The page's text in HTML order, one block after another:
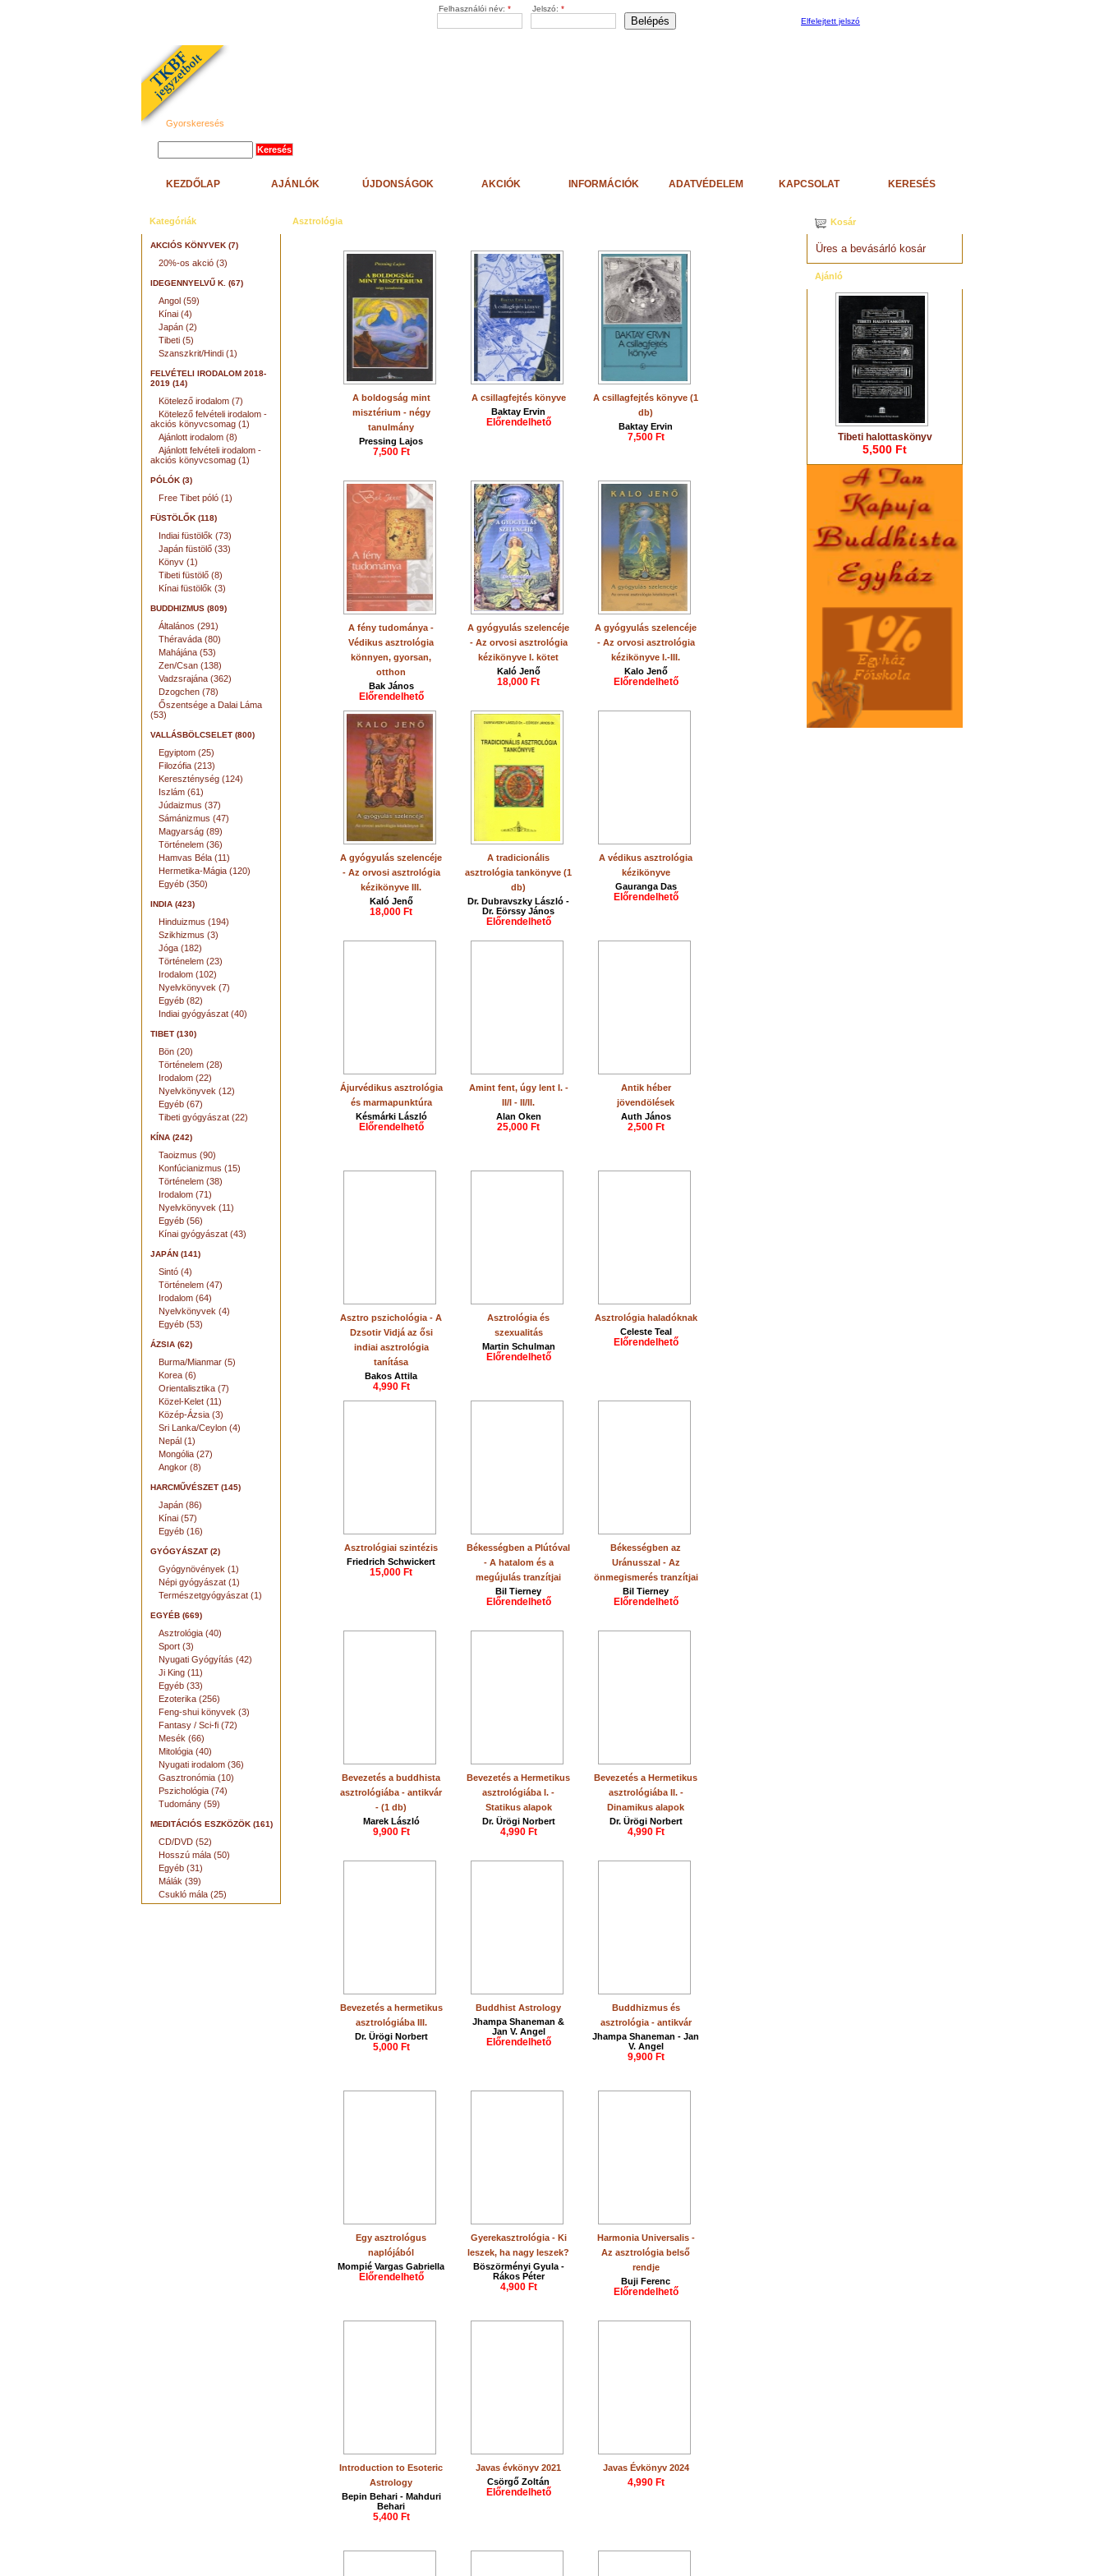
Felhasználói név: * Jelszó: *
Elfelejtett jelszó
Gyorskeresés
KEZDŐLAP AJÁNLÓK ÚJDONSÁGOK AKCIÓK INFORMÁCIÓK ADATVÉDELEM KAPCSOLAT KERESÉS
Kategóriák
AKCIÓS KÖNYVEK (7)
20%-os akció (3)
IDEGENNYELVŰ K. (67)
Angol (59)
Kínai (4)
Japán (2)
Tibeti (5)
Szanszkrit/Hindi (1)
FELVÉTELI IRODALOM 2018-
2019 (14)
Kötelező irodalom (7)
Kötelező felvételi irodalom -
akciós könyvcsomag (1)
Ajánlott irodalom (8)
Ajánlott felvételi irodalom -
akciós könyvcsomag (1)
PÓLÓK (3)
Free Tibet póló (1)
FÜSTÖLŐK (118)
Indiai füstölők (73)
Japán füstölő (33)
Könyv (1)
Tibeti füstölő (8)
Kínai füstölők (3)
BUDDHIZMUS (809)
Általános (291)
Théraváda (80)
Mahájána (53)
Zen/Csan (138)
Vadzsrajána (362)
Dzogchen (78)
Őszentsége a Dalai Láma
(53)
VALLÁSBÖLCSELET (800)
Egyiptom (25)
Filozófia (213)
Kereszténység (124)
Iszlám (61)
Júdaizmus (37)
Sámánizmus (47)
Magyarság (89)
Történelem (36)
Hamvas Béla (11)
Hermetika-Mágia (120)
Egyéb (350)
INDIA (423)
Hinduizmus (194)
Szikhizmus (3)
Jóga (182)
Történelem (23)
Irodalom (102)
Nyelvkönyvek (7)
Egyéb (82)
Indiai gyógyászat (40)
TIBET (130)
Bön (20)
Történelem (28)
Irodalom (22)
Nyelvkönyvek (12)
Egyéb (67)
Tibeti gyógyászat (22)
KÍNA (242)
Taoizmus (90)
Konfúcianizmus (15)
Történelem (38)
Irodalom (71)
Nyelvkönyvek (11)
Egyéb (56)
Kínai gyógyászat (43)
JAPÁN (141)
Sintó (4)
Történelem (47)
Irodalom (64)
Nyelvkönyvek (4)
Egyéb (53)
ÁZSIA (62)
Burma/Mianmar (5)
Korea (6)
Orientalisztika (7)
Közel-Kelet (11)
Közép-Ázsia (3)
Sri Lanka/Ceylon (4)
Nepál (1)
Mongólia (27)
Angkor (8)
HARCMŰVÉSZET (145)
Japán (86)
Kínai (57)
Egyéb (16)
GYÓGYÁSZAT (2)
Gyógynövények (1)
Népi gyógyászat (1)
Természetgyógyászat (1)
EGYÉB (669)
Asztrológia (40)
Sport (3)
Nyugati Gyógyítás (42)
Ji King (11)
Egyéb (33)
Ezoterika (256)
Feng-shui könyvek (3)
Fantasy / Sci-fi (72)
Mesék (66)
Mitológia (40)
Nyugati irodalom (36)
Gasztronómia (10)
Pszichológia (74)
Tudomány (59)
MEDITÁCIÓS ESZKÖZÖK (161)
CD/DVD (52)
Hosszú mála (50)
Egyéb (31)
Málák (39)
Csukló mála (25)
Kosár
Üres a bevásárló kosár
Ajánló
Tibeti halottaskönyv
5,500 Ft
Asztrológia
A boldogság mint
misztérium - négy
tanulmány
Pressing Lajos
7,500 Ft
A csillagfejtés könyve
Baktay Ervin
Előrendelhető
A csillagfejtés könyve (1
db)
Baktay Ervin
7,500 Ft
A fény tudománya -
Védikus asztrológia
könnyen, gyorsan,
otthon
Bak János
Előrendelhető
A gyógyulás szelencéje
- Az orvosi asztrológia
kézikönyve I. kötet
Kaló Jenő
18,000 Ft
A gyógyulás szelencéje
- Az orvosi asztrológia
kézikönyve I.-III.
Kalo Jenő
Előrendelhető
A gyógyulás szelencéje
- Az orvosi asztrológia
kézikönyve III.
Kaló Jenő
18,000 Ft
A tradicionális
asztrológia tankönyve (1
db)
Dr. Dubravszky László -
Dr. Eörssy János
Előrendelhető
A védikus asztrológia
kézikönyve
Gauranga Das
Előrendelhető
Ájurvédikus asztrológia
és marmapunktúra
Késmárki László
Előrendelhető
Amint fent, úgy lent I. -
II/I - II/II.
Alan Oken
25,000 Ft
Antik héber
jövendölések
Auth János
2,500 Ft
Asztro pszichológia - A
Dzsotir Vidjá az ősi
indiai asztrológia
tanítása
Bakos Attila
4,990 Ft
Asztrológia és
szexualitás
Martin Schulman
Előrendelhető
Asztrológia haladóknak
Celeste Teal
Előrendelhető
Asztrológiai szintézis
Friedrich Schwickert
15,000 Ft
Békességben a Plútóval
- A hatalom és a
megújulás tranzítjai
Bil Tierney
Előrendelhető
Békességben az
Uránusszal - Az
önmegismerés tranzítjai
Bil Tierney
Előrendelhető
Bevezetés a buddhista
asztrológiába - antikvár
- (1 db)
Marek László
9,900 Ft
Bevezetés a Hermetikus
asztrológiába I. -
Statikus alapok
Dr. Ürögi Norbert
4,990 Ft
Bevezetés a Hermetikus
asztrológiába II. -
Dinamikus alapok
Dr. Ürögi Norbert
4,990 Ft
Bevezetés a hermetikus
asztrológiába III.
Dr. Ürögi Norbert
5,000 Ft
Buddhist Astrology
Jhampa Shaneman &
Jan V. Angel
Előrendelhető
Buddhizmus és
asztrológia - antikvár
Jhampa Shaneman - Jan
V. Angel
9,900 Ft
Egy asztrológus
naplójából
Mompié Vargas Gabriella
Előrendelhető
Gyerekasztrológia - Ki
leszek, ha nagy leszek?
Böszörményi Gyula -
Rákos Péter
4,900 Ft
Harmonia Universalis -
Az asztrológia belső
rendje
Buji Ferenc
Előrendelhető
Introduction to Esoteric
Astrology
Bepin Behari - Mahduri
Behari
5,400 Ft
Javas évkönyv 2021
Csörgő Zoltán
Előrendelhető
Javas Évkönyv 2024
4,990 Ft